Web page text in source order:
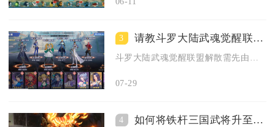
3 请教斗罗大陆武魂觉醒联盟解散的步骤
斗罗大陆武魂觉醒联盟解散需先由盟主转让职位，再清空成员，最后...
07-29
4 如何将铁杆三国武将升至14星